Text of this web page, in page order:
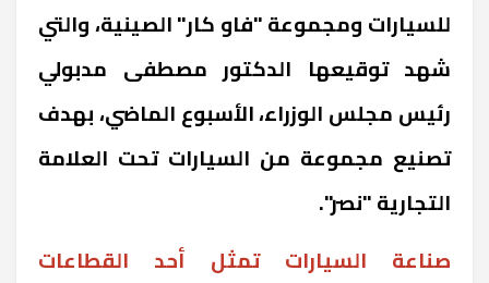
للسيارات ومجموعة "فاو كار" الصينية، والتي
شهد توقيعها الدكتور مصطفى مدبولي
رئيس مجلس الوزراء، الأسبوع الماضي، بهدف
تصنيع مجموعة من السيارات تحت العلامة
التجارية "نصر".
صناعة السيارات تمثل أحد القطاعات